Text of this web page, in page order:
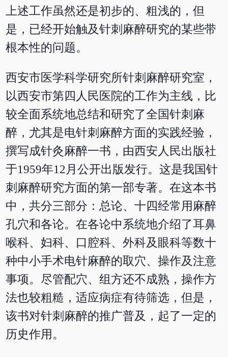
上述工作虽然还是初步的、粗浅的，但
是，已经开始触及针刺麻醉研究的某些带
根本性的问题。
西安市医学科学研究所针刺麻醉研究室，
以西安市第四人民医院的工作为主线，比
较全面系统地总结和研究了全国针刺麻
醉，尤其是电针刺麻醉方面的实践经验，
撰写成针灸麻醉一书，由西安人民出版社
于1959年12月公开出版发行。这是我国针
刺麻醉研究方面的第一部专著。在这本书
中，共分三部分：总论、十四经常用麻醉
孔穴和各论。在各论中系统地介绍了耳鼻
喉科、妇科、口腔科、外科及眼科等数十
种中小手术电针麻醉的取穴、操作及注意
事项。尽管配穴、组方还不成熟，操作方
法也较粗糙，适应病症有待筛选，但是，
该书对针刺麻醉的推广普及，起了一定的
历史作用。